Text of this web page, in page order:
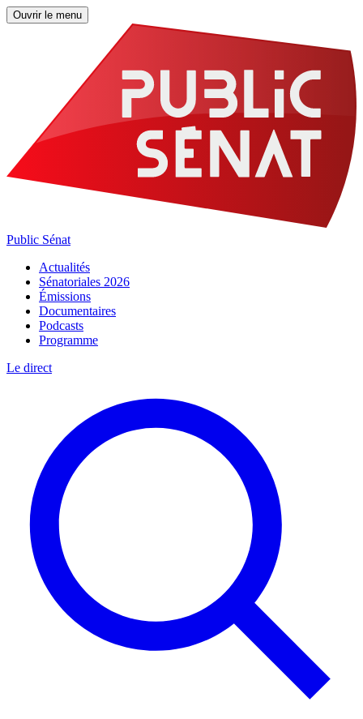
Ouvrir le menu
Public Sénat
Actualités
Sénatoriales 2026
Émissions
Documentaires
Podcasts
Programme
Le direct